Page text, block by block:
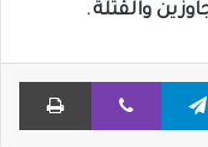
والقتلة.
تيلقرام ڤايبر